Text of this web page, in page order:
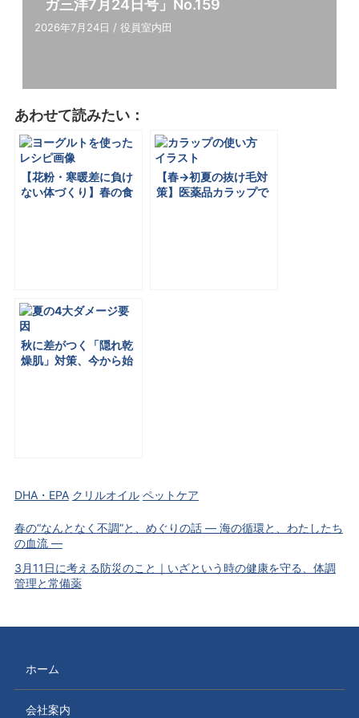
ガ三洋7⽉24⽇号」No.159
2026年7月24日 / 役員室内田
あわせて読みたい：
【花粉・寒暖差に負け
ない体づくり】春の⾷
【春→初夏の抜け⽑対
策】医薬品カラップで
秋に差がつく「隠れ乾
燥肌」対策、今から始
DHA・EPA クリルオイル ペットケア
春の“なんとなく不調”と、めぐりの話 ― 海の循環と、わたしたち
の血流 ―
3月11日に考える防災のこと｜いざという時の健康を守る、体調
管理と常備薬
ホーム
会社案内